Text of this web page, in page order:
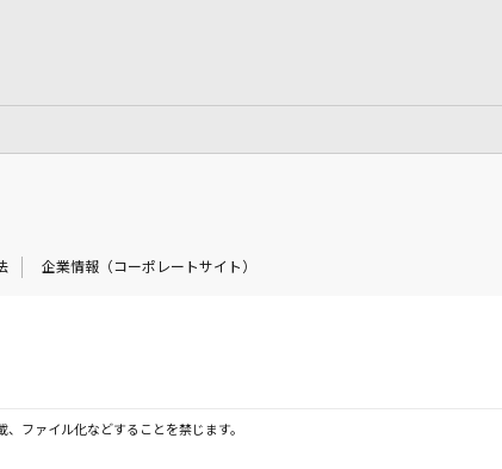
企業情報（コーポレートサイト）
ファイル化などすることを禁じます。